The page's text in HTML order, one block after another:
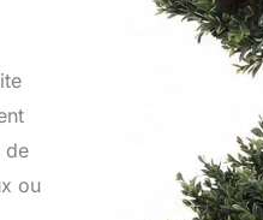
de
ou